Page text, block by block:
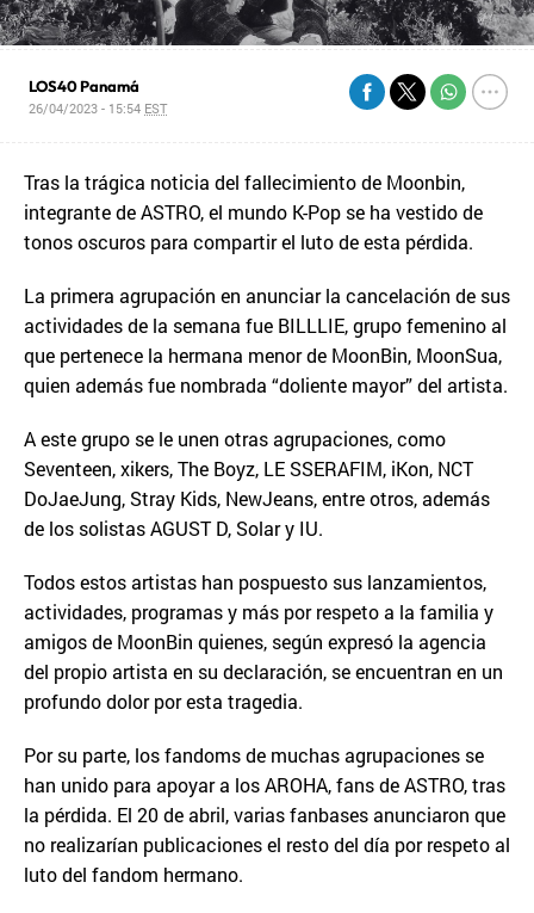
LOS40 Panamá
26/04/2023 - 15:54 EST
Tras la trágica noticia del fallecimiento de Moonbin,
integrante de ASTRO, el mundo K-Pop se ha vestido de
tonos oscuros para compartir el luto de esta pérdida.
La primera agrupación en anunciar la cancelación de sus
actividades de la semana fue BILLLIE, grupo femenino al
que pertenece la hermana menor de MoonBin, MoonSua,
quien además fue nombrada “doliente mayor” del artista.
A este grupo se le unen otras agrupaciones, como
Seventeen, xikers, The Boyz, LE SSERAFIM, iKon, NCT
DoJaeJung, Stray Kids, NewJeans, entre otros, además
de los solistas AGUST D, Solar y IU.
Todos estos artistas han pospuesto sus lanzamientos,
actividades, programas y más por respeto a la familia y
amigos de MoonBin quienes, según expresó la agencia
del propio artista en su declaración, se encuentran en un
profundo dolor por esta tragedia.
Por su parte, los fandoms de muchas agrupaciones se
han unido para apoyar a los AROHA, fans de ASTRO, tras
la pérdida. El 20 de abril, varias fanbases anunciaron que
no realizarían publicaciones el resto del día por respeto al
luto del fandom hermano.